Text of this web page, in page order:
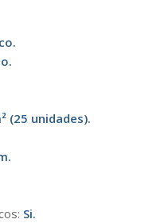
(25 unidades).
Si.